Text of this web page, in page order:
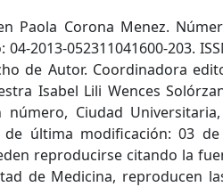
Paola Corona Menez.
2013-052311041600-203.
de Autor. Coordinadora
Isabel Lili Wences
Ciudad Universitaria,
de última modificación: 03
reproducirse citando la
de Medicina, reproducen